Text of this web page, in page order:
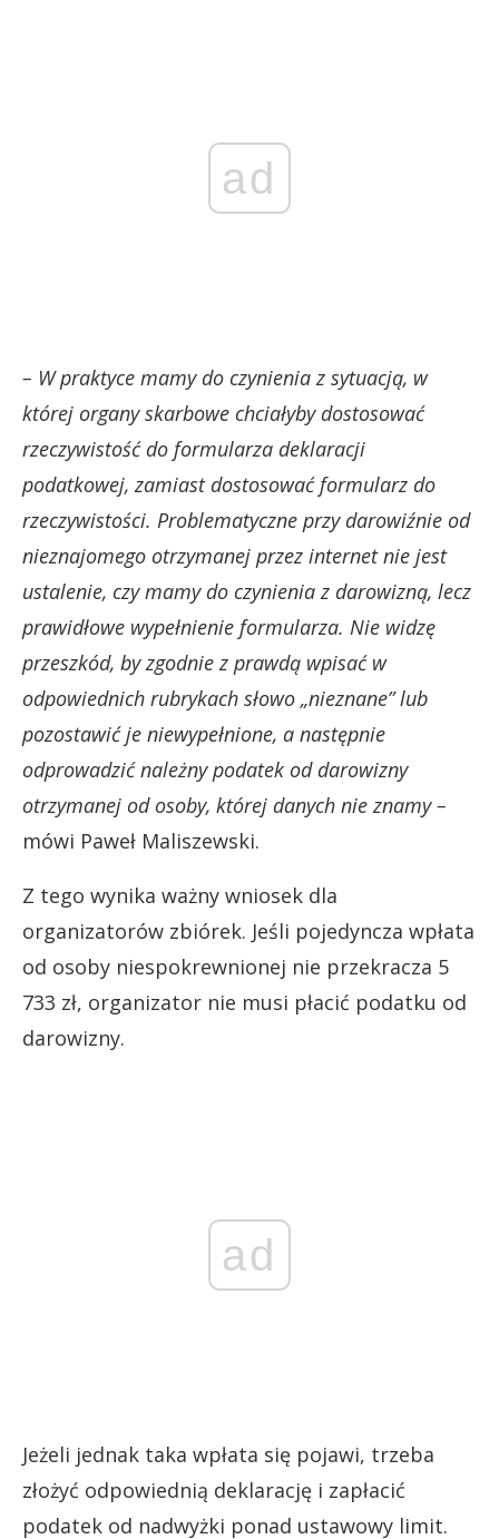
ad
– W praktyce mamy do czynienia z sytuacją, w
której organy skarbowe chciałyby dostosować
rzeczywistość do formularza deklaracji
podatkowej, zamiast dostosować formularz do
rzeczywistości. Problematyczne przy darowiźnie od
nieznajomego otrzymanej przez internet nie jest
ustalenie, czy mamy do czynienia z darowizną, lecz
prawidłowe wypełnienie formularza. Nie widzę
przeszkód, by zgodnie z prawdą wpisać w
odpowiednich rubrykach słowo „nieznane” lub
pozostawić je niewypełnione, a następnie
odprowadzić należny podatek od darowizny
otrzymanej od osoby, której danych nie znamy –
mówi Paweł Maliszewski.
Z tego wynika ważny wniosek dla
organizatorów zbiórek. Jeśli pojedyncza wpłata
od osoby niespokrewnionej nie przekracza 5
733 zł, organizator nie musi płacić podatku od
darowizny.
ad
Jeżeli jednak taka wpłata się pojawi, trzeba
złożyć odpowiednią deklarację i zapłacić
podatek od nadwyżki ponad ustawowy limit.